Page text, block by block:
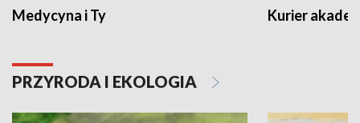
Medycyna i Ty Kurier
PRZYRODA I EKOLOGIA